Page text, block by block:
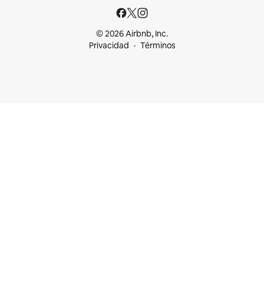
© 2026 Airbnb, Inc.
Privacidad
Términos